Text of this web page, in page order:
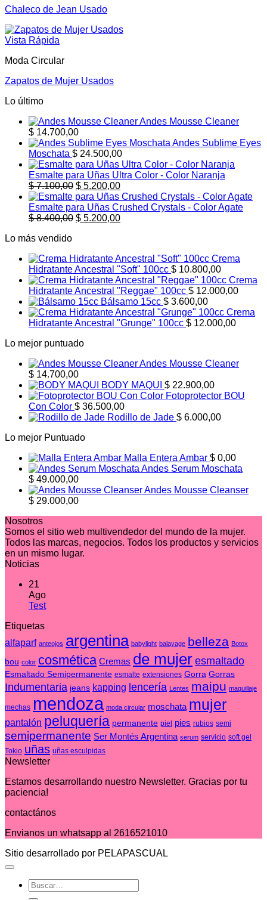
Chaleco de Jean Usado
Vista Rápida
Moda Circular
Zapatos de Mujer Usados
Lo último
Andes Mousse Cleaner
$ 14.700,00
Andes Sublime Eyes
Moschata $ 24.500,00
Esmalte para Uñas Ultra Color - Color Naranja
$7.100,00 El
precio
original
era:
$ 5.200,00El
precio
actual
es:
Esmalte para Uñas Crushed Crystals - Color Agate
$8.400,00 El
$ 8.400,00.
$ 5.200,00El
$ 5.200,00.
Lo más vendido
Crema
Hidratante Ancestral "Soft" 100cc $ 10.800,00
Crema
Hidratante Ancestral "Reggae" 100cc $ 12.000,00
Bálsamo 15cc $ 3.600,00
Crema
Hidratante Ancestral "Grunge" 100cc $ 12.000,00
Lo mejor puntuado
Andes Mousse Cleaner
$ 14.700,00
BODY MAQUI $ 22.900,00
Fotoprotector BOU
Con Color $ 36.500,00
Rodillo de Jade $ 6.000,00
Lo mejor Puntuado
Malla Entera Ambar $ 0,00
Andes Serum Moschata
$ 49.000,00
Andes Mousse Cleanser
$ 29.000,00
Nosotros
Somos el sitio web multivendedor del mundo de la mujer.
Todos las marcas, negocios. Todos los productos y servicios
en un mismo lugar.
Noticias
21
Ago
TestNo
Test
Etiquetas
alfaparf anteojos argentina babylight balayage belleza Botox
bou color cosmética Cremas de mujer esmaltado
Esmaltado Semipermanente esmalte extensiones Gorra Gorras
Indumentaria jeans kapping lencería Lentes maipu maquillaje
mechas mendoza moda circular moschata mujer
pantalón peluquería permanente piel pies rubios semi
semipermanente Ser Montés Argentina serum servicio soft gel
Tokio uñas uñas esculpidas
Newsletter
Estamos desarrollando nuestro Newsletter. Gracias por tu
paciencia!
contactános
Envianos un whatsapp al 2616521010
Sitio desarrollado por PELAPASCUAL
Buscar
por: